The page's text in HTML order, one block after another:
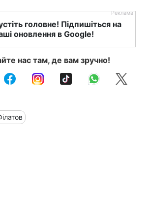
головне! Підпишіться на
оновлення в Google!
нас там, де вам зручно!